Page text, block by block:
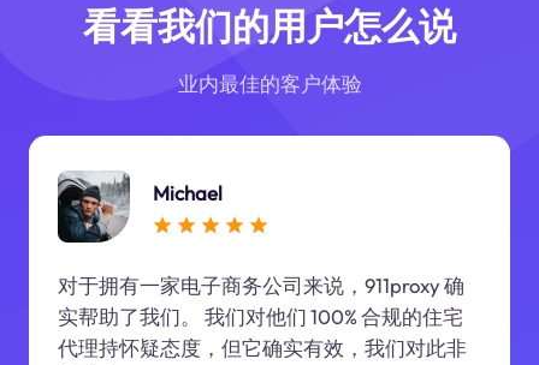
看看我们的用户怎么说
业内最佳的客户体验
Michael
对于拥有一家电子商务公司来说，911proxy 确
实帮助了我们。 我们对他们 100% 合规的住宅
代理持怀疑态度，但它确实有效，我们对此非